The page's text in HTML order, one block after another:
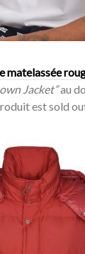
matelassée
Jacket”au
est sold